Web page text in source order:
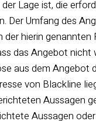
Lage ist, die
Der Umfang des
hierin
das Angebot nicht
aus dem Angebot
von Blackline
Aussagen
Aussagen